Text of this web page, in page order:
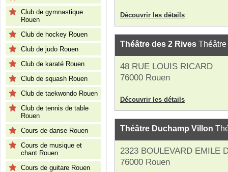
Club de gymnastique
Rouen
Club de hockey Rouen
Club de judo Rouen
Club de karaté Rouen
Club de squash Rouen
Club de taekwondo Rouen
Club de tennis de table
Rouen
Cours de danse Rouen
Cours de musique et
chant Rouen
Cours de guitare Rouen
Découvrir les détails
Théâtre des 2 Rives
48 RUE LOUIS RICARD
76000 Rouen
Découvrir les détails
Théâtre Duchamp Villon
2323 BOULEVARD EMILE
76000 Rouen